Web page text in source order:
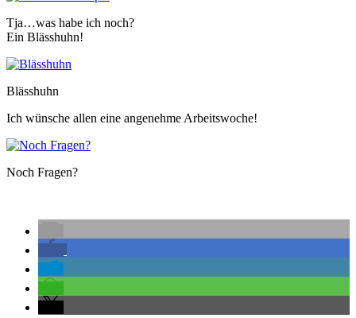
Tja…was habe ich noch?
Ein Blässhuhn!
Blässhuhn
Ich wünsche allen eine angenehme Arbeitswoche!
Noch Fragen?